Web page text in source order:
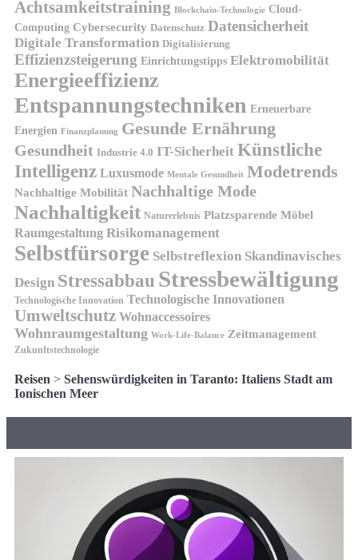
Achtsamkeitstraining Blockchain-Technologie Cloud-
Computing Cybersecurity Datenschutz Datensicherheit
Digitale Transformation Digitalisierung
Effizienzsteigerung Einrichtungstipps Elektromobilität
Energieeffizienz
Entspannungstechniken Erneuerbare
Energien Finanzplanung Gesunde Ernährung
Gesundheit Industrie 4.0 IT-Sicherheit Künstliche
Intelligenz Luxusmode Mentale Gesundheit Modetrends
Nachhaltige Mobilität Nachhaltige Mode
Nachhaltigkeit Naturerlebnis Platzsparende Möbel
Raumgestaltung Risikomanagement
Selbstfürsorge Selbstreflexion Skandinavisches
Design Stressabbau Stressbewältigung
Technologische Innovation Technologische Innovationen
Umweltschutz Wohnaccessoires
Wohnraumgestaltung Work-Life-Balance Zeitmanagement
Zukunftstechnologie
Reisen > Sehenswürdigkeiten in Taranto: Italiens Stadt am
Ionischen Meer